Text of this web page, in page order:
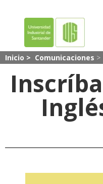
Inicio > Comunicaciones >